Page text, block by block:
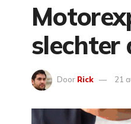
slechter
Door Rick 21